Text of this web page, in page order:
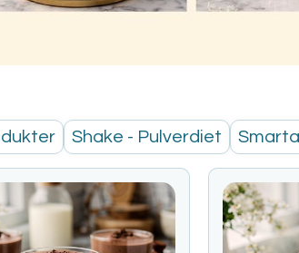
Shake - Pulverdiet